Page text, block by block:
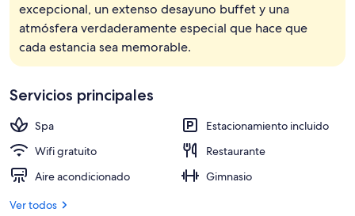
excepcional, un extenso desayuno buffet y una
atmósfera verdaderamente especial que hace que
cada estancia sea memorable.
Servicios principales
Spa
Estacionamiento incluido
Wifi gratuito
Restaurante
Aire acondicionado
Gimnasio
Ver todos